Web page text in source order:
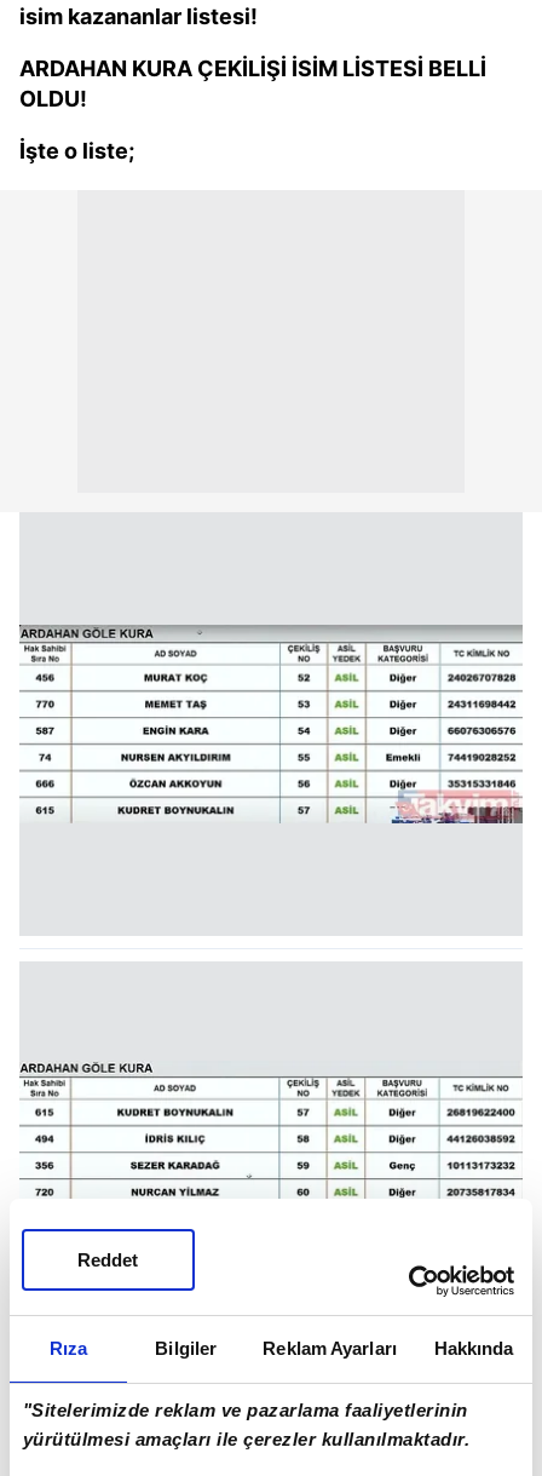
Rıza Bilgiler Reklam Ayarları Hakkında
"Sitelerimizde reklam ve pazarlama faaliyetlerinin
yürütülmesi amaçları ile çerezler kullanılmaktadır.
Reddet
isim kazananlar listesi!
ARDAHAN KURA ÇEKİLİŞİ İSİM LİSTESİ BELLİ
OLDU!
İşte o liste;